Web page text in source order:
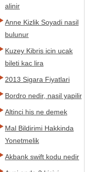
alinir
Anne Kizlik Soyadi nasil
bulunur
Kuzey Kibris icin ucak
bileti kac lira
2013 Sigara Fiyatlari
Bordro nedir, nasil yapilir
Altinci his ne demek
Mal Bildirimi Hakkinda
Yonetmelik
Akbank swift kodu nedir